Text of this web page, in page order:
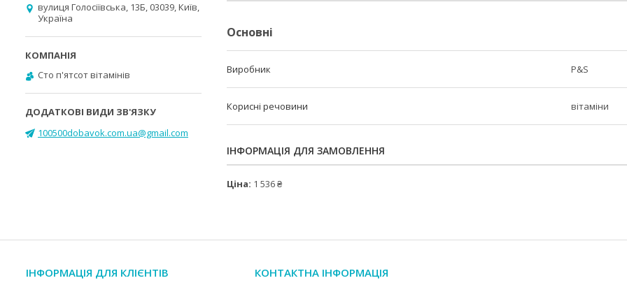
Основні
Виробник P&S
Корисні речовини вітаміни
ІНФОРМАЦІЯ ДЛЯ ЗАМОВЛЕННЯ
Ціна: 1 536 ₴
вулиця Голосіївська, 13Б, 03039, Київ,
Україна
Cто п'ятсот вітамінів
100500dobavok.com.ua@gmail.com
ІНФОРМАЦІЯ ДЛЯ КЛІЄНТІВ КОНТАКТНА ІНФОРМАЦІЯ